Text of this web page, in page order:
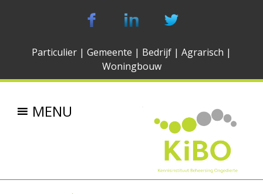
Particulier | Gemeente | Bedrijf | Agrarisch |
Woningbouw
MENU